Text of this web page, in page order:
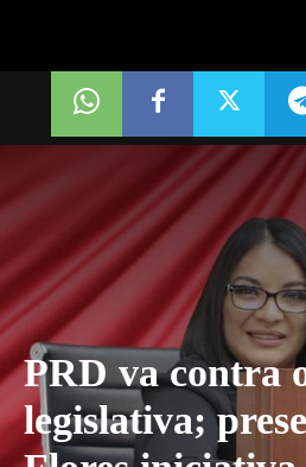
PRD va contra
legislativa;